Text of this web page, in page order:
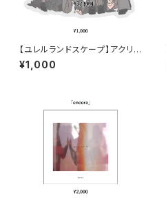
【ユレルランドスケープ】アクリル
キーホルダー
¥1,000